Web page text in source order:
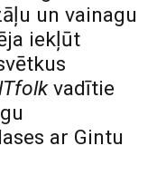
un vainagu
iekļūt
vadītie
ar Gintu